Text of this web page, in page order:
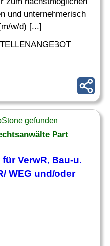
und unternehmerisch
w/d) [...]
gefunden
Part
VerwR, Bau-u.
WEG und/oder